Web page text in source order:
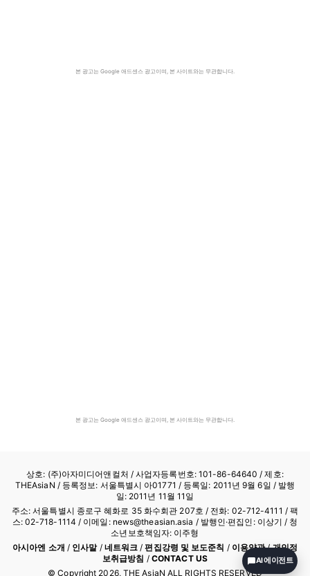
본 광고는 Google 애드센스 광고이며, 본 사이트와는 무관합니다.
본 광고는 Google 애드센스 광고이며, 본 사이트와는 무관합니다.
상호: (주)아자미디어앤컬처 /사업자등록번호: 101-86-64640 / 제호:
THEAsiaN / 등록정보: 서울특별시 아01771 / 등록일: 2011년 9월 6일 / 발행
일: 2011년 11월 11일
주소: 서울특별시 종로구 혜화로 35 화수회관 207호 / 전화: 02-712-4111 / 팩
스: 02-718-1114 / 이메일: news@theasian.asia / 발행인·편집인: 이상기 / 청
소년보호책임자: 이주형
아시아엔 소개 / 인사말/ 네트워크 /편집강령 및 보도준칙 / 이용약관/개인정
보취급방침 / CONTACT US
© Copyright 2026, THE AsiaN ALL RIGHTS RESERVED
AI 에이전트